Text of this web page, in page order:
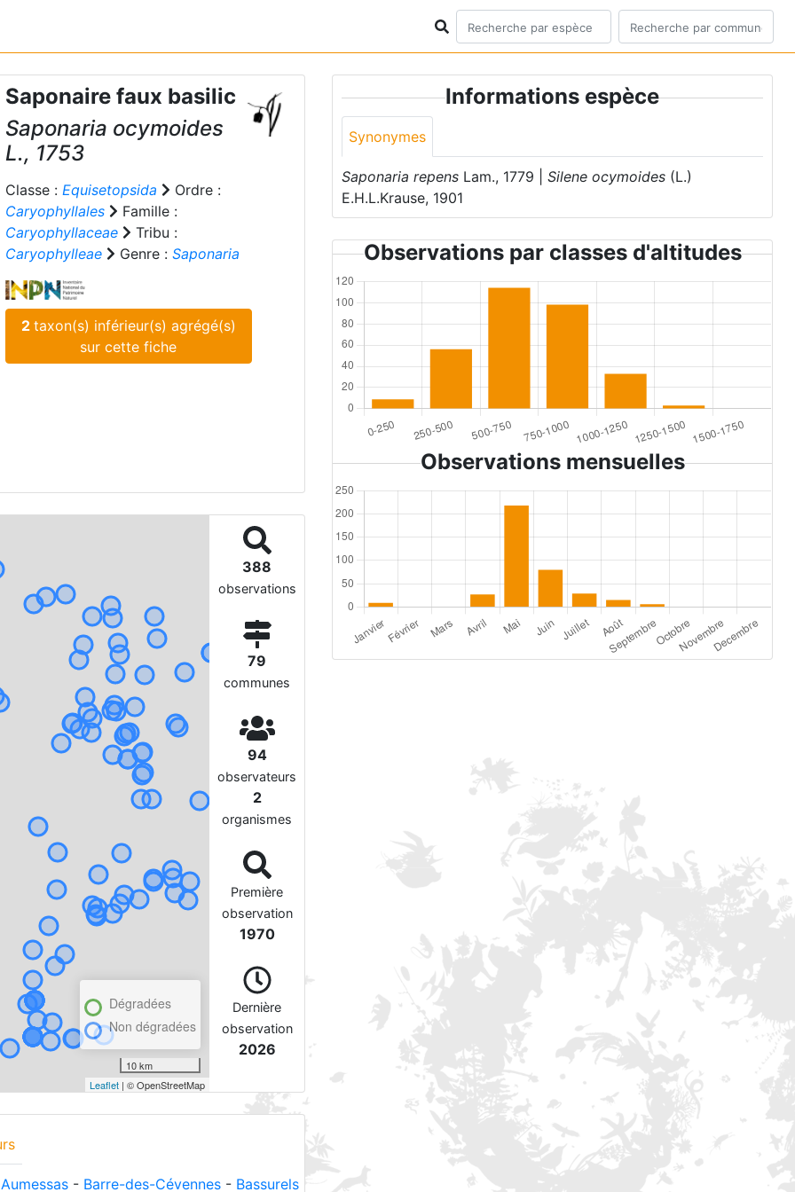
Saponaire faux basilic
Saponaria ocymoides
L., 1753
Classe : Equisetopsida
Ordre :
Caryophyllales
Famille :
Caryophyllaceae
Tribu :
Caryophylleae
Genre : Saponaria
2 taxon(s) inférieur(s) agrégé(s)
sur cette fiche
Dégradées
Non dégradées
10 km
Leaflet| © OpenStreetMap
388
observations
79
communes
94
observateurs
2
organismes
Première
observation
1970
Dernière
observation
2026
Aumessas - Barre-des-Cévennes - Bassurels
Informations espèce
Synonymes
Saponaria repens Lam., 1779 |Silene ocymoides (L.)
E.H.L.Krause, 1901
Observations par classes d'altitudes
Observations mensuelles